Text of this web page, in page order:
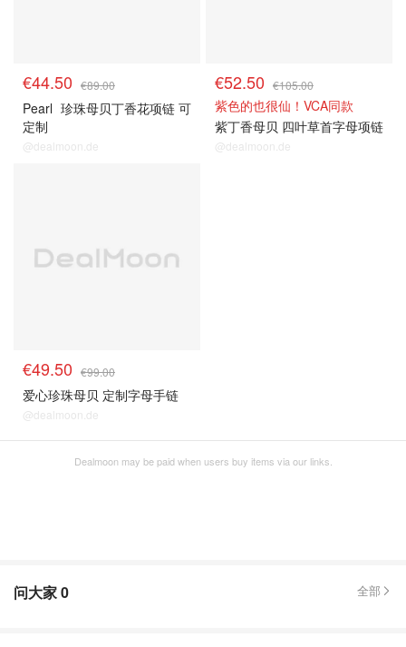
€44.50 €89.00
Pearl 珍珠母贝丁香花项链 可
定制
@dealmoon.de
€52.50 €105.00
紫色的也很仙！VCA同款
紫丁香母贝 四叶草首字母项链
@dealmoon.de
€49.50 €99.00
爱心珍珠母贝 定制字母手链
@dealmoon.de
Dealmoon may be paid when users buy items via our links.
问大家0 全部